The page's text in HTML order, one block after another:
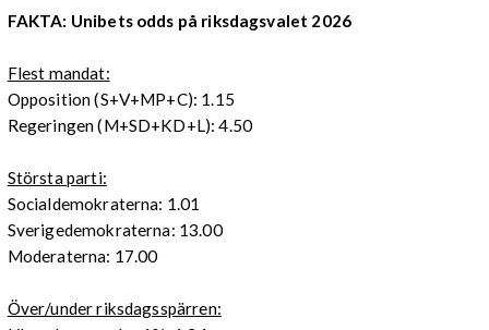
FAKTA: Unibets odds på riksdagsvalet 2026
Flest mandat:
Opposition (S+V+MP+C): 1.15
Regeringen (M+SD+KD+L): 4.50
Största parti:
Socialdemokraterna: 1.01
Sverigedemokraterna: 13.00
Moderaterna: 17.00
Över/under riksdagsspärren: